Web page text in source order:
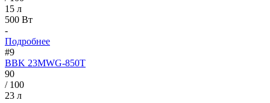
15 л
500 Вт
-
Подробнее
#9
BBK 23MWG-850T
90
/ 100
23 л